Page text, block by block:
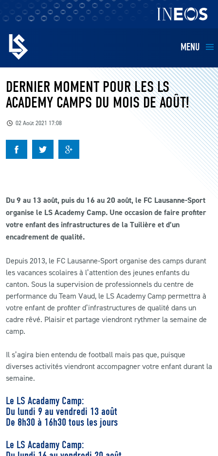
MENU
EQUIPES
BILLETTERIE
KIDS
RESTAURATION
CLUB
CONTACT
ACTUALITÉS
L’APP DU LS
LS ACADEMY CAMPS
MATCH DES CELEBRITES
PRESSE ET MEDIAS
DERNIER MOMENT POUR LES LS
ACADEMY CAMPS DU MOIS DE AOÛT!
02 Août 2021 17:08
Du 9 au 13 août, puis du 16 au 20 août, le FC Lausanne-Sport
organise le LS Academy Camp. Une occasion de faire profiter
votre enfant des infrastructures de la Tuilière et d’un
encadrement de qualité.
Depuis 2013, le FC Lausanne-Sport organise des camps durant
les vacances scolaires à l’attention des jeunes enfants du
canton. Sous la supervision de professionnels du centre de
performance du Team Vaud, le LS Academy Camp permettra à
votre enfant de profiter d’infrastructures de qualité dans un
cadre rêvé. Plaisir et partage viendront rythmer la semaine de
camp.
Il s’agira bien entendu de football mais pas que, puisque
diverses activités viendront accompagner votre enfant durant la
semaine.
Le LS Acadamy Camp:
Du lundi 9 au vendredi 13 août
De 8h30 à 16h30 tous les jours
Le LS Acadamy Camp: